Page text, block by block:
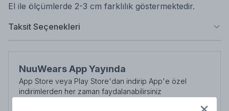
El ile ölçümlerde 2-3 cm farklılık göstermektedir.
Taksit Seçenekleri
NuuWears App Yayında
App Store veya Play Store'dan indirip App'e özel
indirimlerden her zaman faydalanabilirsiniz